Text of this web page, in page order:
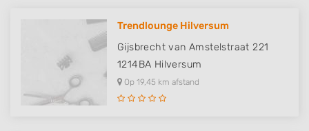
Trendlounge Hilversum
Gijsbrecht van Amstelstraat 221
1214BA Hilversum
Op 19,45 km afstand